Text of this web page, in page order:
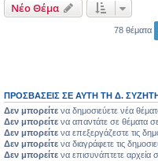
Νέο Θέμα
78 θέματα
ΠΡΟΣΒΆΣΕΙΣ ΣΕ ΑΥΤΉ ΤΗ Δ.
Δεν μπορείτε να δημοσιεύετε νέα
Δεν μπορείτε να απαντάτε σε θέματα
Δεν μπορείτε να επεξεργάζεστε τις
Δεν μπορείτε να διαγράφετε τις
Δεν μπορείτε να επισυνάπτετε αρχεία